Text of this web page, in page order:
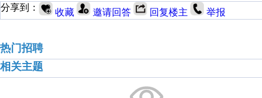
分享到： 收藏 邀请回答 回复楼主 举报
热门招聘
相关主题